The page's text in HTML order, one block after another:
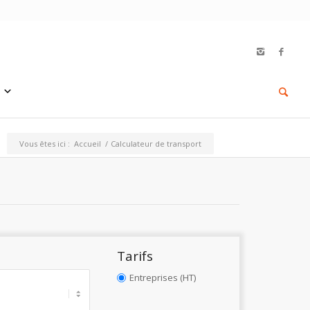
Vous êtes ici : Accueil / Calculateur de transport
Tarifs
Entreprises (HT)